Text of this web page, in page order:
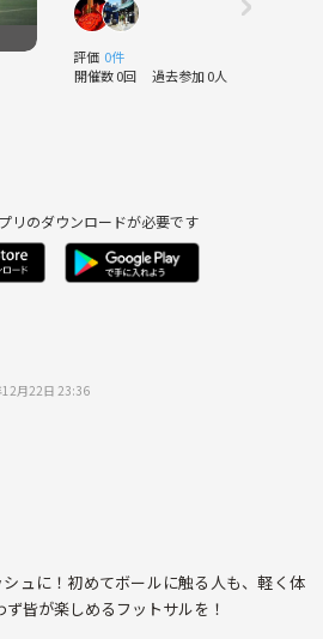
評価 0件
開催数 0回 過去参加 0人
リのダウンロードが必要です
月22日 23:36
ュに！初めてボールに触る人も、軽く体
皆が楽しめるフットサルを！